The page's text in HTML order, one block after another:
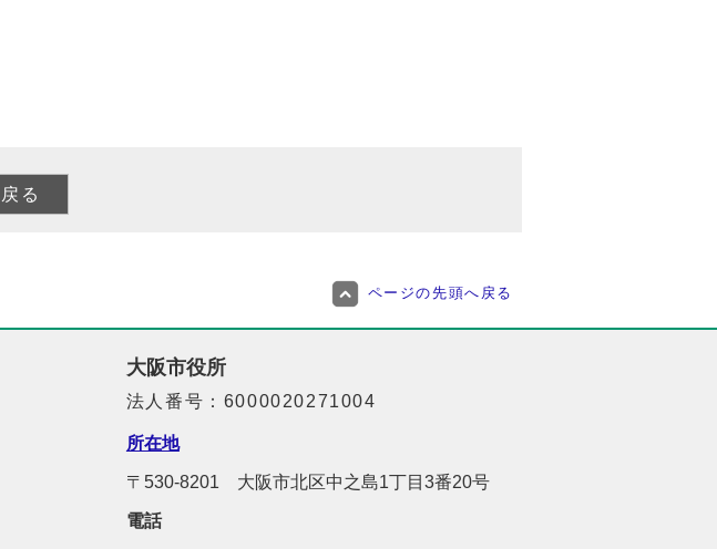
ページの先頭へ戻る
大阪市役所
法人番号：6000020271004
所在地
〒530-8201 大阪市北区中之島1丁目3番20号
電話